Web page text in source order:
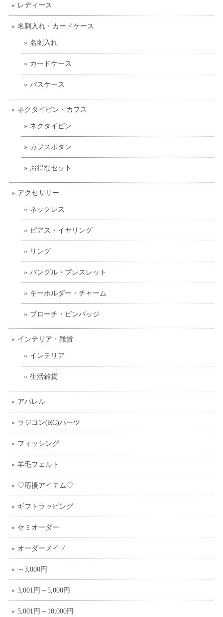
レディース
名刺入れ・カードケース
名刺入れ
カードケース
パスケース
ネクタイピン・カフス
ネクタイピン
カフスボタン
お得なセット
アクセサリー
ネックレス
ピアス・イヤリング
リング
バングル・ブレスレット
キーホルダー・チャーム
ブローチ・ピンバッジ
インテリア・雑貨
インテリア
生活雑貨
アパレル
ラジコン(RC)パーツ
フィッシング
羊毛フェルト
♡応援アイテム♡
ギフトラッピング
セミオーダー
オーダーメイド
～3,000円
3,001円～5,000円
5,001円～10,000円